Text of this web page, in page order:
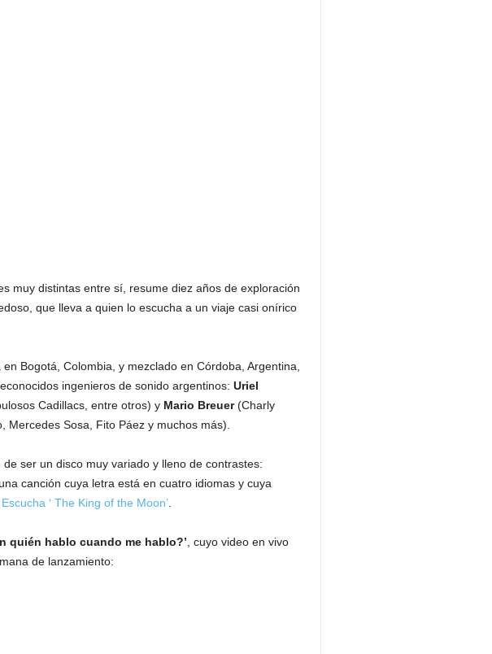
muy distintas entre sí, resume diez años de exploración
que lleva a quien lo escucha a un viaje casi onírico
Bogotá, Colombia, y mezclado en Córdoba, Argentina,
ingenieros de sonido argentinos: Uriel
Cadillacs, entre otros) y Mario Breuer(Charly
Sosa, Fito Páez y muchos más).
ser un disco muy variado y lleno de contrastes:
una canción cuya letra está en cuatro idiomas y cuya
Escucha ‘ The King of the Moon’.
quién hablo cuando me hablo?’ , cuyo video en vivo
de lanzamiento: